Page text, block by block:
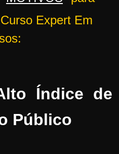
Expert Em
Índice de
Público